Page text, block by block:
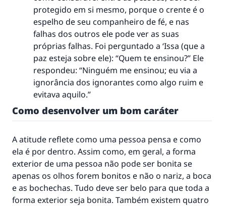
protegido em si mesmo, porque o crente é o
espelho de seu companheiro de fé, e nas
falhas dos outros ele pode ver as suas
próprias falhas. Foi perguntado a ‘Issa (que a
paz esteja sobre ele): “Quem te ensinou?” Ele
respondeu: “Ninguém me ensinou; eu via a
ignorância dos ignorantes como algo ruim e
evitava aquilo.”
Como desenvolver um bom caráter
A atitude reflete como uma pessoa pensa e como
ela é por dentro. Assim como, em geral, a forma
exterior de uma pessoa não pode ser bonita se
apenas os olhos forem bonitos e não o nariz, a boca
e as bochechas. Tudo deve ser belo para que toda a
forma exterior seja bonita. Também existem quatro